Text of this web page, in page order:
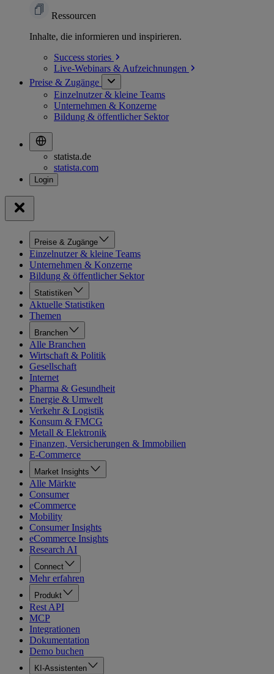
Ressourcen
Inhalte, die informieren und inspirieren.
Success stories
Live-Webinars & Aufzeichnungen
Preise & Zugänge
Einzelnutzer & kleine Teams
Unternehmen & Konzerne
Bildung & öffentlicher Sektor
statista.de
statista.com
Preise & Zugänge
Einzelnutzer & kleine Teams
Unternehmen & Konzerne
Bildung & öffentlicher Sektor
Statistiken
Aktuelle Statistiken
Themen
Branchen
Alle Branchen
Wirtschaft & Politik
Gesellschaft
Internet
Pharma & Gesundheit
Energie & Umwelt
Verkehr & Logistik
Konsum & FMCG
Metall & Elektronik
Finanzen, Versicherungen & Immobilien
E-Commerce
Market Insights
Alle Märkte
Consumer
eCommerce
Mobility
Consumer Insights
eCommerce Insights
Research AI
Connect
Mehr erfahren
Produkt
Rest API
MCP
Integrationen
Dokumentation
Demo buchen
KI-Assistenten